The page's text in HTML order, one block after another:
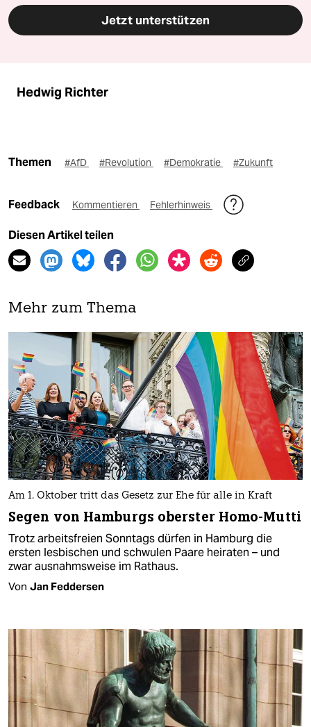
Jetzt unterstützen
Hedwig Richter
Themen #AfD #Revolution #Demokratie #Zukunft
Feedback Kommentieren Fehlerhinweis
Diesen Artikel teilen
Mehr zum Thema
Am 1. Oktober tritt das Gesetz zur Ehe für alle in Kraft
Segen von Hamburgs oberster Homo-Mutti
Trotz arbeitsfreien Sonntags dürfen in Hamburg die
ersten lesbischen und schwulen Paare heiraten – und
zwar ausnahmsweise im Rathaus.
Von Jan Feddersen